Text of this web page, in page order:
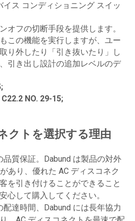
イス コンディショニング スイッ
オフの切断手段を提供します。
この機能を実行しますが、ユー
り外したり「引き抜いたり」し
引き出し設計の追加レベルのデ
NO. 29-15;
クトを選択する理由
品質保証。Dabund は製品の対外
あり、優れた AC ディスコネク
を引き付けることができること
心して購入してください。
配達時間、Dabund には長年協力